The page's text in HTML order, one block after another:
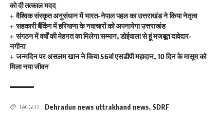
को दी तत्काल मदद
वैश्विक संस्कृत अनुसंधान में भारत-नेपाल पहल का उत्तराखंड ने किया नेतृत्व
सहकारी बैंकिंग में हरियाणा के नवाचारों को अपनायेगा उत्तराखंड
संगठन में वर्षों की मेहनत का मिलेगा सम्मान, डोईवाला से हूं मजबूत दावेदार-
नगीना
जन्मदिन पर असलम खान ने किया 56वां एसडीपी महादान, 10 दिन के मासूम को
मिला नया जीवन
TAGGED: Dehradun news uttrakhand news, SDRF